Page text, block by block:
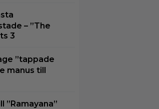
– ”The
3
”tappade
manus till
”Ramayana”